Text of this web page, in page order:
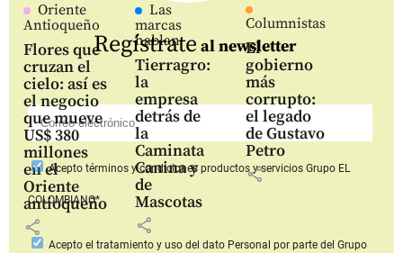
Oriente
Antioqueño
Flores que
cruzan el
cielo: así es
el negocio
que mueve
US$ 380
millones
en el
Oriente
antioqueño
share
Las
marcas
hablan
Tierragro:
la
empresa
detrás de
la
Caminata
Canina y
de
Mascotas
share
Columnistas
El
gobierno
más
corrupto:
el legado
de Gustavo
Petro
share
Regístrate al newsletter
Aceptotérminos y condiciones productos y serviciosGrupo EL
COLOMBIANO*
Acepto el tratamiento y uso del dato Personal por parte del Grupo